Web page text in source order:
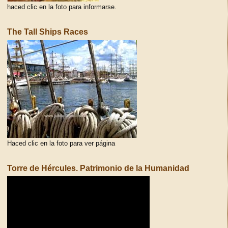
haced clic en la foto para informarse.
The Tall Ships Races
Haced clic en la foto para ver página
Torre de Hércules. Patrimonio de la Humanidad